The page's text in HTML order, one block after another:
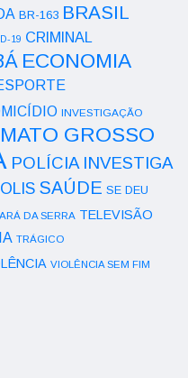
BR-163 BRASIL
19 CRIMINAL
ECONOMIA
INVESTIGAÇÃO
MATO GROSSO
POLÍCIA INVESTIGA
SAÚDE SE DEU
DA SERRA TELEVISÃO
TRÁGICO
VIOLÊNCIA SEM FIM